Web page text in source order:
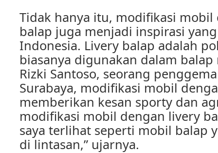
Tidak hanya itu, modifikasi mobil
balap juga menjadi inspirasi
Indonesia. Livery balap adalah
biasanya digunakan dalam
Rizki Santoso, seorang
Surabaya, modifikasi mobil
memberikan kesan sporty dan
modifikasi mobil dengan livery
saya terlihat seperti mobil balap
di lintasan,” ujarnya.